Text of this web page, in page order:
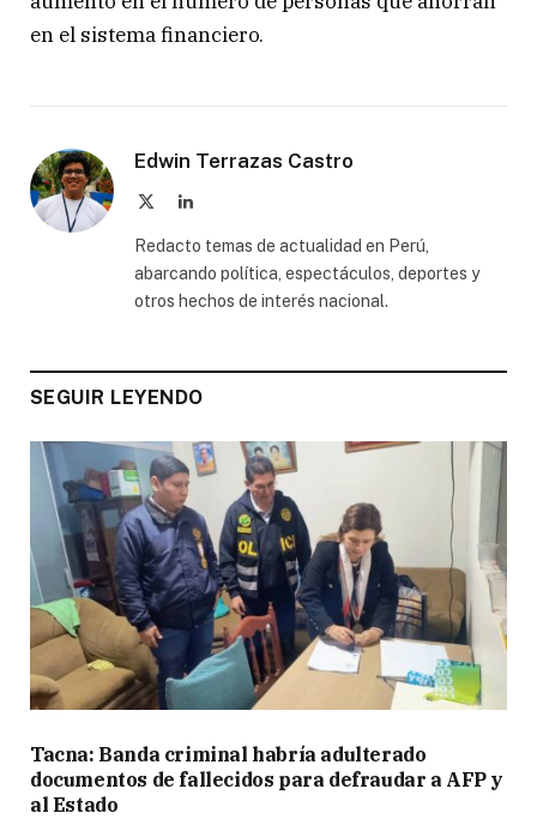
en el sistema financiero.
Edwin Terrazas Castro
LinkedIn
Redacto temas de actualidad en Perú,
abarcando política, espectáculos, deportes y
otros hechos de interés nacional.
SEGUIR LEYENDO
Tacna: Banda criminal habría adulterado
documentos de fallecidos para defraudar a AFP y
al Estado